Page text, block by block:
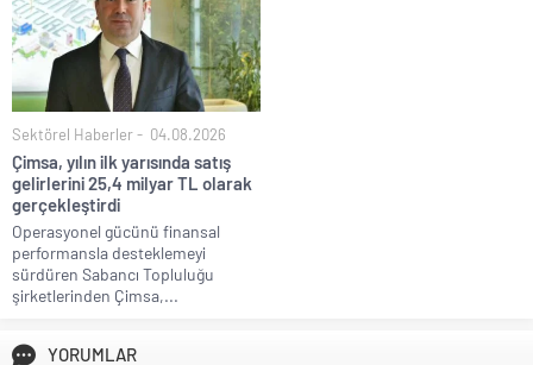
Sektörel Haberler 04.08.2026
Çimsa, yılın ilk yarısında satış
gelirlerini 25,4 milyar TL olarak
gerçekleştirdi
Operasyonel gücünü finansal
performansla desteklemeyi
sürdüren Sabancı Topluluğu
şirketlerinden Çimsa,...
YORUMLAR